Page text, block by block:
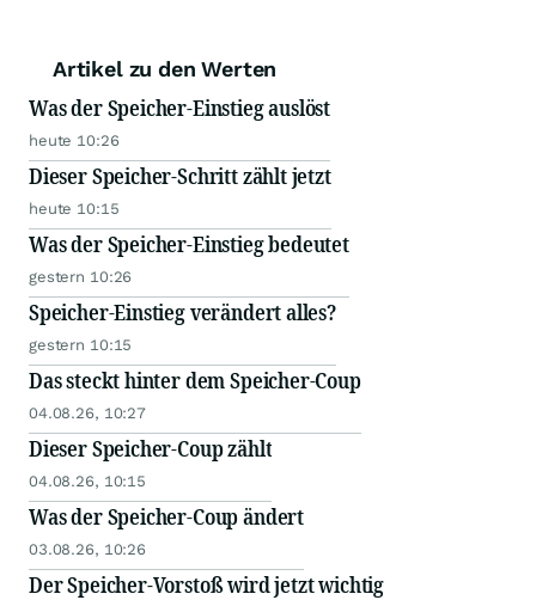
Artikel zu den Werten
Was der Speicher-Einstieg auslöst
heute 10:26
Dieser Speicher-Schritt zählt jetzt
heute 10:15
Was der Speicher-Einstieg bedeutet
gestern 10:26
Speicher-Einstieg verändert alles?
gestern 10:15
Das steckt hinter dem Speicher-Coup
04.08.26, 10:27
Dieser Speicher-Coup zählt
04.08.26, 10:15
Was der Speicher-Coup ändert
03.08.26, 10:26
Der Speicher-Vorstoß wird jetzt wichtig